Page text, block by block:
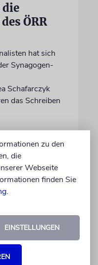
die
ÖRR
hat sich
Synagogen-
Schafarczyk
das Schreiben
zu den
die
Webseite
finden Sie
.
EINSTELLUNGEN